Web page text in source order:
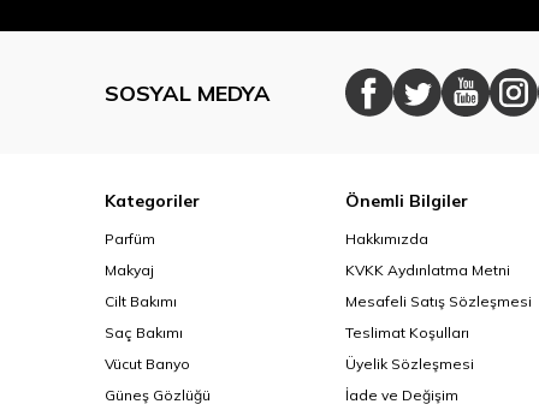
SOSYAL MEDYA
Kategoriler
Parfüm
Makyaj
Cilt Bakımı
Saç Bakımı
Vücut Banyo
Güneş Gözlüğü
Önemli Bilgiler
Hakkımızda
KVKK Aydınlatma Metni
Mesafeli Satış Sözleşmesi
Teslimat Koşulları
Üyelik Sözleşmesi
İade ve Değişim